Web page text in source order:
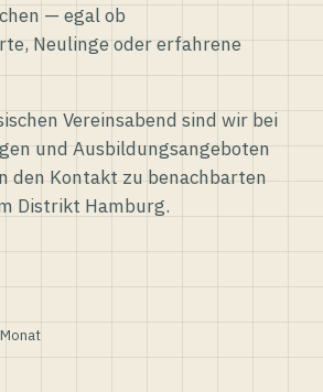
— egal ob
Neulinge oder erfahrene
Vereinsabend sind wir bei
und Ausbildungsangeboten
den Kontakt zu benachbarten
Distrikt Hamburg.